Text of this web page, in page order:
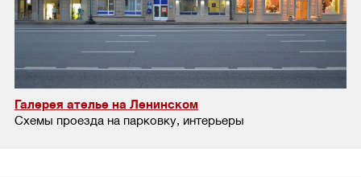
Галерея ателье на Ленинском
Схемы проезда на парковку, интерьеры